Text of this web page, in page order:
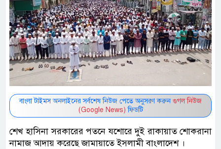
বাংলা টাইমস অনলাইনের সর্বশেষ নিউজ পেতে অনুসরণ করুন গুগল নিউজ
(Google News) ফিডটি
শেখ হাসিনা সরকারের পতনে যশোরে দুই রাকায়াত শোকরানা
নামাজ আদায় করেছে জামায়াতে ইসলামী বাংলাদেশ ।